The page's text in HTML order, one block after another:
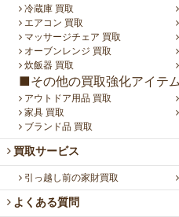
冷蔵庫 買取
エアコン 買取
マッサージチェア 買取
オーブンレンジ 買取
炊飯器 買取
■その他の買取強化アイテム
アウトドア用品 買取
家具 買取
ブランド品 買取
買取サービス
引っ越し前の家財買取
よくある質問